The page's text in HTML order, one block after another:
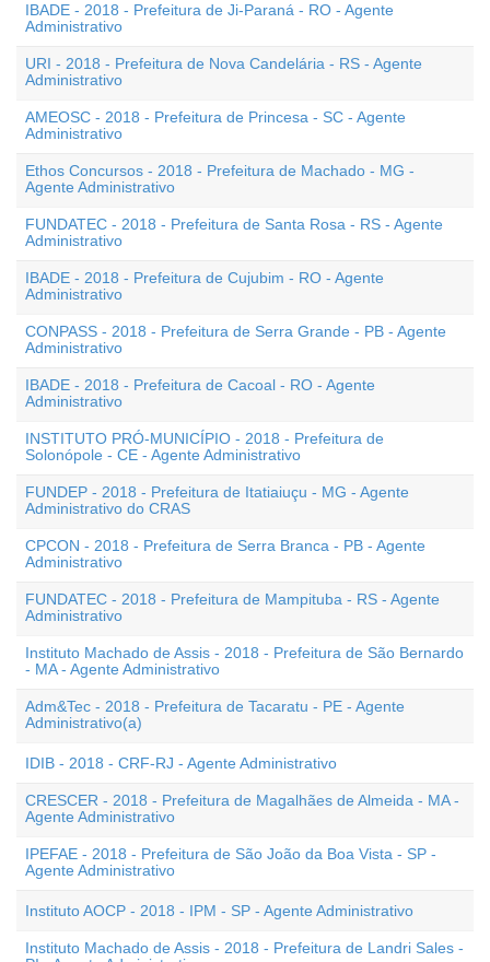
IBADE - 2018 - Prefeitura de Ji-Paraná - RO - Agente
Administrativo
URI - 2018 - Prefeitura de Nova Candelária - RS - Agente
Administrativo
AMEOSC - 2018 - Prefeitura de Princesa - SC - Agente
Administrativo
Ethos Concursos - 2018 - Prefeitura de Machado - MG -
Agente Administrativo
FUNDATEC - 2018 - Prefeitura de Santa Rosa - RS - Agente
Administrativo
IBADE - 2018 - Prefeitura de Cujubim - RO - Agente
Administrativo
CONPASS - 2018 - Prefeitura de Serra Grande - PB - Agente
Administrativo
IBADE - 2018 - Prefeitura de Cacoal - RO - Agente
Administrativo
INSTITUTO PRÓ-MUNICÍPIO - 2018 - Prefeitura de
Solonópole - CE - Agente Administrativo
FUNDEP - 2018 - Prefeitura de Itatiaiuçu - MG - Agente
Administrativo do CRAS
CPCON - 2018 - Prefeitura de Serra Branca - PB - Agente
Administrativo
FUNDATEC - 2018 - Prefeitura de Mampituba - RS - Agente
Administrativo
Instituto Machado de Assis - 2018 - Prefeitura de São Bernardo
- MA - Agente Administrativo
Adm&Tec - 2018 - Prefeitura de Tacaratu - PE - Agente
Administrativo(a)
IDIB - 2018 - CRF-RJ - Agente Administrativo
CRESCER - 2018 - Prefeitura de Magalhães de Almeida - MA -
Agente Administrativo
IPEFAE - 2018 - Prefeitura de São João da Boa Vista - SP -
Agente Administrativo
Instituto AOCP - 2018 - IPM - SP - Agente Administrativo
Instituto Machado de Assis - 2018 - Prefeitura de Landri Sales -